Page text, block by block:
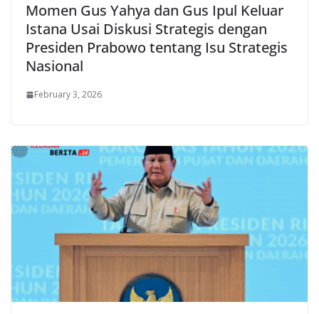
Momen Gus Yahya dan Gus Ipul Keluar
Istana Usai Diskusi Strategis dengan
Presiden Prabowo tentang Isu Strategis
Nasional
February 3, 2026